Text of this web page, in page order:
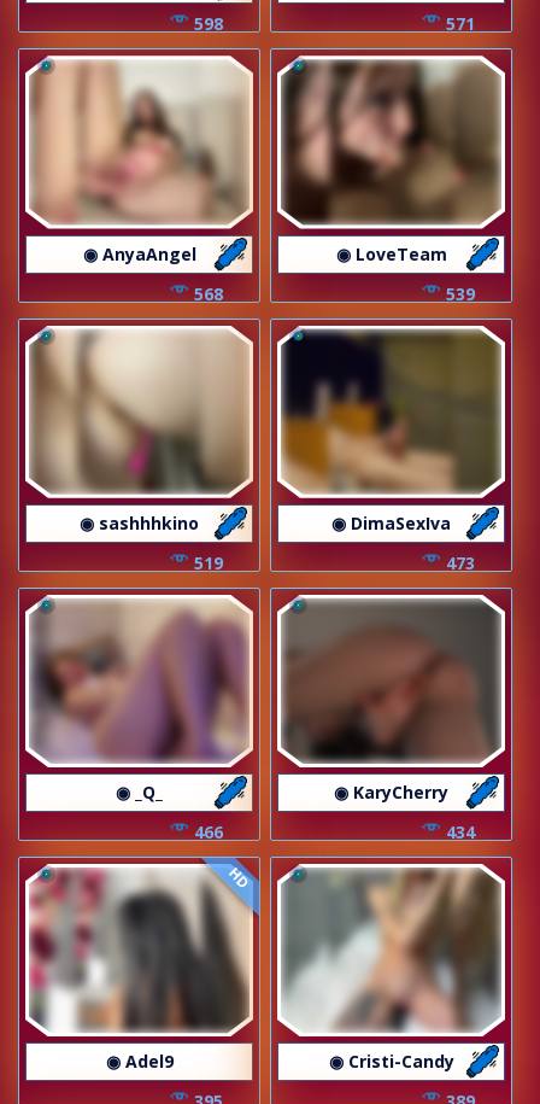
598
571
◉ AnyaAngel
568
◉ LoveTeam
539
◉ sashhhkino
519
◉ DimaSexIva
473
◉ _Q_
466
◉ KaryCherry
434
HD
◉ Adel9
◉ Cristi-Candy